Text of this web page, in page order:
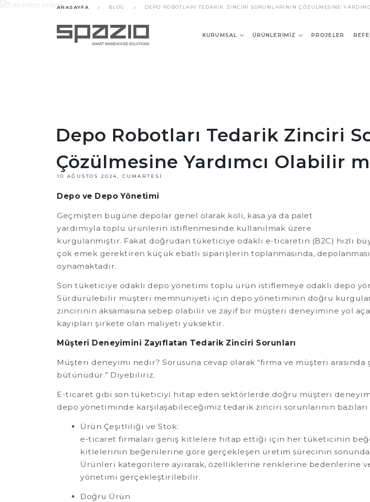
KURUMSAL ÜRÜNLERIMIZ PROJELER
ANASAYFA BLOG DEPO ROBOTLARI TEDARIK ZINCIRI SORUNLARININ ÇÖZÜLMESINE
Depo Robotları Tedarik Zinciri
Çözülmesine Yardımcı Olabilir
10 AĞUSTOS 2024, CUMARTESI
Depo ve Depo Yönetimi
Geçmişten bugüne depolar genel olarak koli, kasa ya da palet
yardımıyla toplu ürünlerin istiflenmesinde kullanılmak üzere
kurgulanmıştır. Fakat doğrudan tüketiciye odaklı e-ticaretin (B2C) hızlı
çok emek gerektiren küçük ebatlı siparişlerin toplanmasında,
oynamaktadır.
Son tüketiciye odaklı depo yönetimi toplu ürün istiflemeye odaklı depo
Sürdürülebilir müşteri memnuniyeti için depo yönetiminin doğru
zincirinin aksamasına sebep olabilir ve zayıf bir müşteri deneyimine yol
kayıpları şirkete olan maliyeti yüksektir.
Müşteri Deneyimini Zayıflatan Tedarik Zinciri Sorunları
Müşteri deneyimi nedir? Sorusuna cevap olarak “firma ve müşteri
bütünüdür.” Diyebiliriz.
E-ticaret gibi son tüketiciyi hitap eden sektörlerde doğru müşteri
depo yönetiminde karşılaşabileceğimiz tedarik zinciri sorunlarının bazıları
Ürün Çeşitliliği ve Stok:
e-ticaret firmaları geniş kitlelere hitap ettiği için her tüketicinin
kitlelerinin beğenilerine göre gerçekleşen üretim sürecinin sonunda
Ürünleri kategorilere ayırarak, özelliklerine renklerine bedenlerine
yönetimi gerçekleştirilebilir.
Doğru Ürün